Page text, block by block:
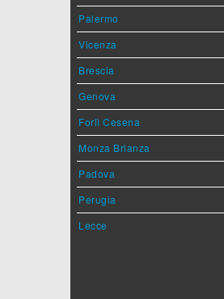
Palermo
Vicenza
Brescia
Genova
Forlì Cesena
Monza Brianza
Padova
Perugia
Lecce